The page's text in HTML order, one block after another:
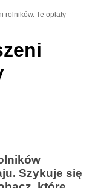
rolników. Te opłaty
Szykuje się